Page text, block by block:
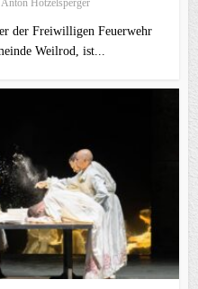
Anton Hötzelsperger
der Freiwilligen Feuerwehr
Weilrod, ist...